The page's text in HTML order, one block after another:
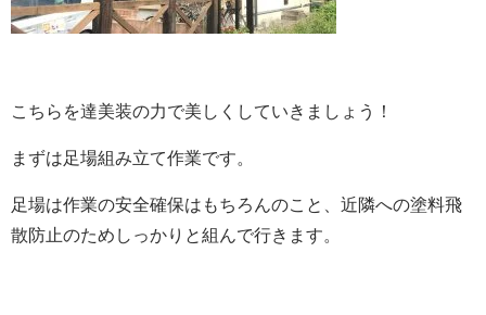
こちらを達美装の力で美しくしていきましょう！
まずは足場組み立て作業です。
足場は作業の安全確保はもちろんのこと、近隣への塗料飛
散防止のためしっかりと組んで行きます。